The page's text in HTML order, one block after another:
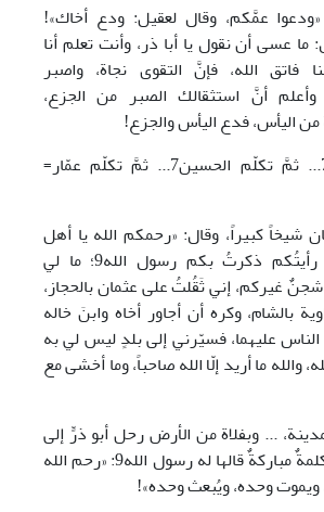
عمَّكم، وقال لعقيل: ودع أخاك»!
عسى أن نقول يا أبا ذر، وأنت تعلم أنا
فاتق الله، فإنَّ التقوى نجاة، واصبر
أنَّ استثقالك الصبر من الجزع،
من اليأس، فدع اليأس والجزع!
ثمَّ تكلّم الحسن7... ثمَّ تكلّم الحسين7... ثمَّ تكلّم عمّار=
شيخاً كبيراً، وقال: «رحمكم الله يا أهل
بيت الرحمة! إذا رأيتُكم ذكرتُ بكم رسول الله9؛ ما لي
غيركم، إني ثَقُلتُ على عثمان بالحجاز،
بالشام، وكره أن أجاور أخاه وابنَ خاله
عليهما، فسيّرني إلى بلدٍ ليس لي به
والله ما أريد إلّا الله صاحباً، وما أخشى مع
... وبفلاة من الأرض رحل أبو ذرٍّ إلى
ربّه وحيداً؛ تظلّله كلمةٌ مباركةٌ قالها له رسول الله9: «رحم الله
ويموت وحده، ويُبعث وحده»!